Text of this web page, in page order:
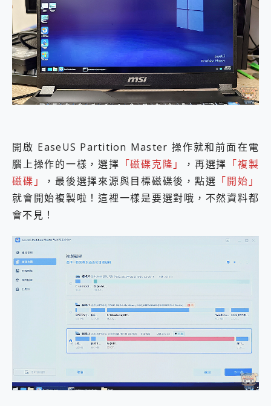
開啟 EaseUS Partition Master 操作就和前面在電
腦上操作的一樣，選擇 「磁碟克隆」 ，再選擇 「複製
磁碟」
，最後選擇來源與目標磁碟後，點選 「開始」
就會開始複製啦！這裡一樣是要選對哦，不然資料都
會不見！